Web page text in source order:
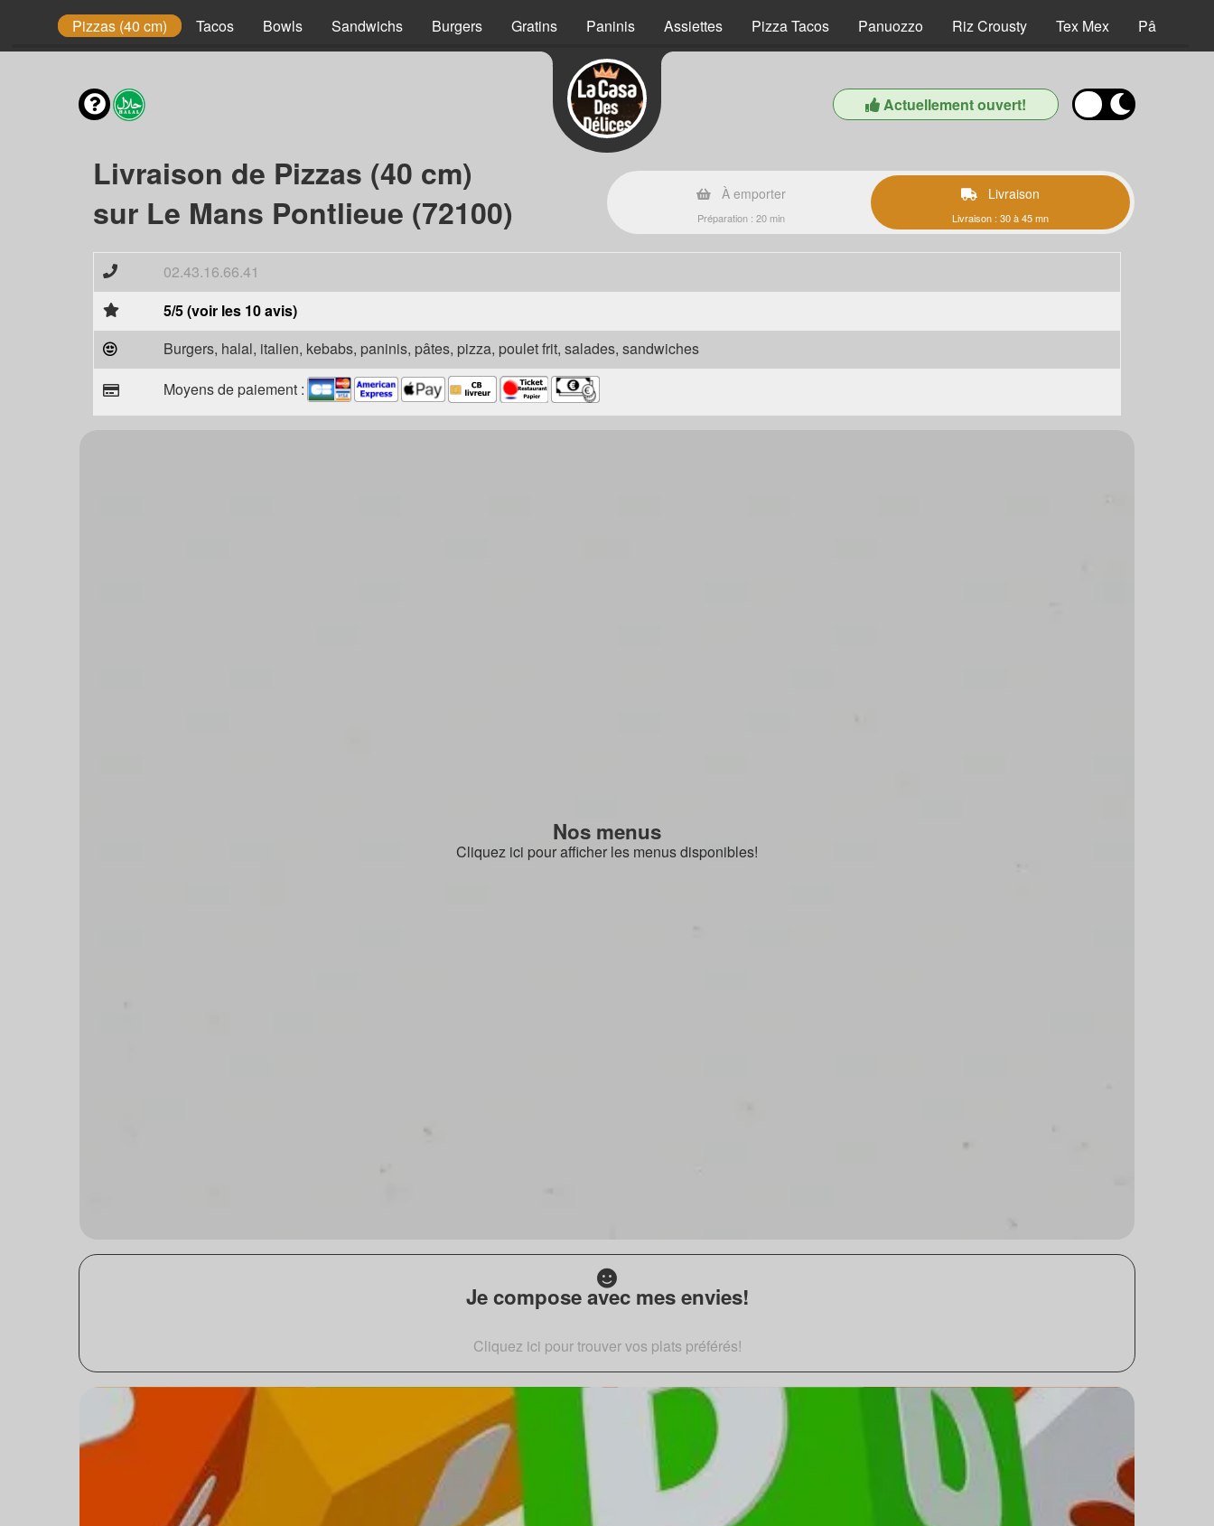
Pizzas (40 cm) Tacos Bowls Sandwichs Burgers Gratins Paninis Assiettes Pizza Tacos Panuozzo Riz Crousty Tex Mex Pâtes
Actuellement ouvert!
Livraison de Pizzas (40 cm)
sur Le Mans Pontlieue (72100)
À emporter
Préparation : 20 min
Livraison
Livraison : 30 à 45 mn
02.43.16.66.41
5/5 (voir les 10 avis)
Burgers, halal, italien, kebabs, paninis, pâtes, pizza, poulet frit, salades, sandwiches
Moyens de paiement :
Nos menus
Cliquez ici pour afficher les menus disponibles!
Je compose avec mes envies!
Cliquez ici pour trouver vos plats préférés!